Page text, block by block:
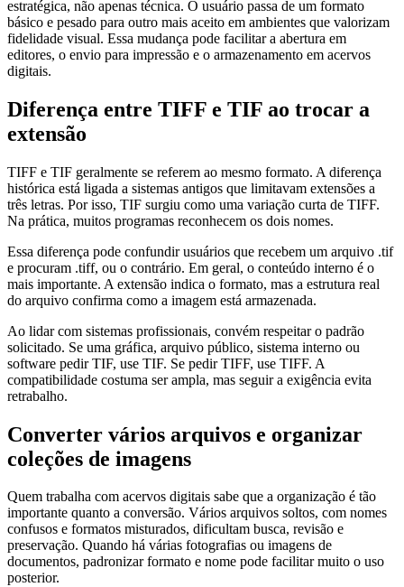
estratégica, não apenas técnica. O usuário passa de um formato
básico e pesado para outro mais aceito em ambientes que valorizam
fidelidade visual. Essa mudança pode facilitar a abertura em
editores, o envio para impressão e o armazenamento em acervos
digitais.
Diferença entre TIFF e TIF ao trocar a
extensão
TIFF e TIF geralmente se referem ao mesmo formato. A diferença
histórica está ligada a sistemas antigos que limitavam extensões a
três letras. Por isso, TIF surgiu como uma variação curta de TIFF.
Na prática, muitos programas reconhecem os dois nomes.
Essa diferença pode confundir usuários que recebem um arquivo .tif
e procuram .tiff, ou o contrário. Em geral, o conteúdo interno é o
mais importante. A extensão indica o formato, mas a estrutura real
do arquivo confirma como a imagem está armazenada.
Ao lidar com sistemas profissionais, convém respeitar o padrão
solicitado. Se uma gráfica, arquivo público, sistema interno ou
software pedir TIF, use TIF. Se pedir TIFF, use TIFF. A
compatibilidade costuma ser ampla, mas seguir a exigência evita
retrabalho.
Converter vários arquivos e organizar
coleções de imagens
Quem trabalha com acervos digitais sabe que a organização é tão
importante quanto a conversão. Vários arquivos soltos, com nomes
confusos e formatos misturados, dificultam busca, revisão e
preservação. Quando há várias fotografias ou imagens de
documentos, padronizar formato e nome pode facilitar muito o uso
posterior.